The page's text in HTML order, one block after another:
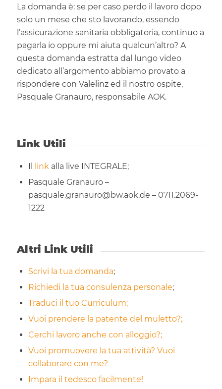
La domanda è: se per caso perdo il lavoro dopo
solo un mese che sto lavorando, essendo
l’assicurazione sanitaria obbligatoria, continuo a
pagarla io oppure mi aiuta qualcun’altro? A
questa domanda estratta dal lungo video
dedicato all’argomento abbiamo provato a
rispondere con Valelinz ed il nostro ospite,
Pasquale Granauro, responsabile AOK.
Link Utili
Il link alla live INTEGRALE;
Pasquale Granauro –
pasquale.granauro@bw.aok.de – 0711.2069-
1222
Altri Link Utili
Scrivi la tua domanda;
Richiedi la tua consulenza personale;
Traduci il tuo Curriculum;
Vuoi prendere la patente del muletto?;
Cerchi lavoro anche con alloggio?;
Vuoi promuovere la tua attività? Vuoi
collaborare con me?
Impara il tedesco facilmente!